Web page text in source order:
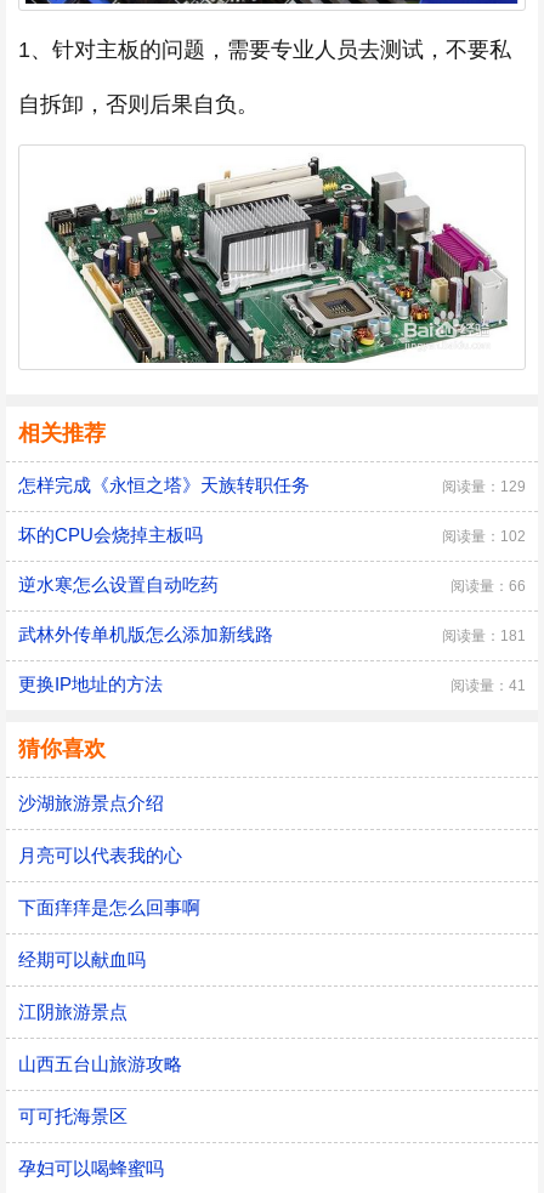
1、针对主板的问题，需要专业人员去测试，不要私
自拆卸，否则后果自负。
相关推荐
怎样完成《永恒之塔》天族转职任务 阅读量：129
坏的CPU会烧掉主板吗 阅读量：102
逆水寒怎么设置自动吃药 阅读量：66
武林外传单机版怎么添加新线路 阅读量：181
更换IP地址的方法 阅读量：41
猜你喜欢
沙湖旅游景点介绍
月亮可以代表我的心
下面痒痒是怎么回事啊
经期可以献血吗
江阴旅游景点
山西五台山旅游攻略
可可托海景区
孕妇可以喝蜂蜜吗